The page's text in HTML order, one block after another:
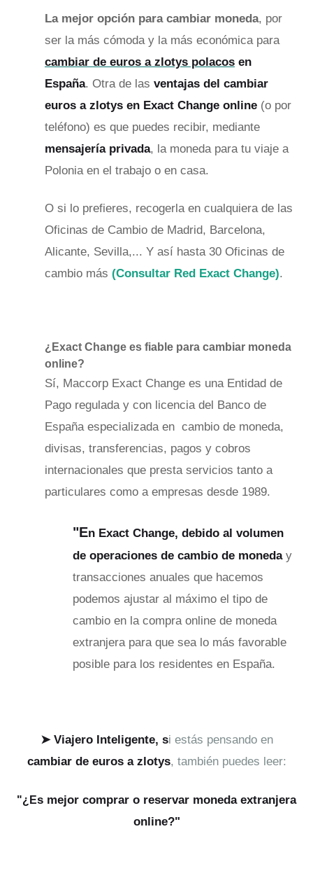
La mejor opción para cambiar moneda, por
ser la más cómoda y la más económica para
cambiar de euros a zlotys polacos en
España. Otra de las ventajas del cambiar
euros a zlotys en Exact Change online (o por
teléfono) es que puedes recibir, mediante
mensajería privada, la moneda para tu viaje a
Polonia en el trabajo o en casa.
O si lo prefieres, recogerla en cualquiera de las
Oficinas de Cambio de Madrid, Barcelona,
Alicante, Sevilla,... Y así hasta 30 Oficinas de
cambio más (Consultar Red Exact Change).
¿Exact Change es fiable para cambiar moneda
online?
Sí, Maccorp Exact Change es una Entidad de
Pago regulada y con licencia del Banco de
España especializada en cambio de moneda,
divisas, transferencias, pagos y cobros
internacionales que presta servicios tanto a
particulares como a empresas desde 1989.
"En Exact Change, debido al volumen
de operaciones de cambio de moneday
transacciones anuales que hacemos
podemos ajustar al máximo el tipo de
cambio en la compra online de moneda
extranjera para que sea lo más favorable
posible para los residentes en España.
➤Viajero Inteligente, si estás pensando en
cambiar de euros a zlotys, también puedes leer:
"¿Es mejor comprar o reservar moneda extranjera
online?"